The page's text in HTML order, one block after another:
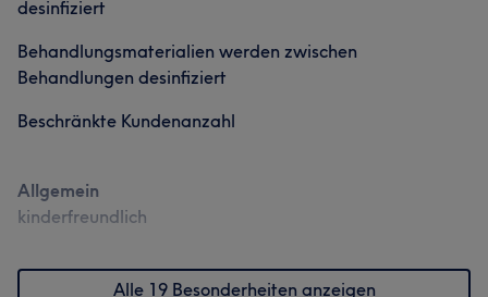
desinfiziert
Behandlungsmaterialien werden zwischen
Behandlungen desinfiziert
Beschränkte Kundenanzahl
Allgemein
kinderfreundlich
Alle 19 Besonderheiten anzeigen